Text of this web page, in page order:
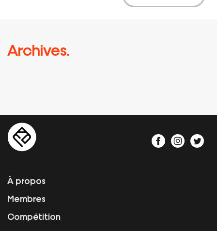
Archives.
À propos
Membres
Compétition